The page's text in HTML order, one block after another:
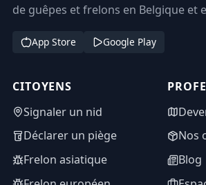
de guêpes et frelons en Belgique et
App Store Google Play
CITOYENS
Signaler un nid
Déclarer un piège
Frelon asiatique
Nos
Blog